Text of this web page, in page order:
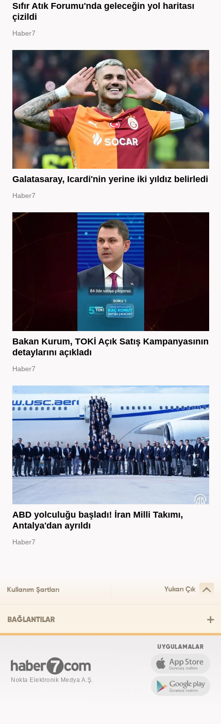
Sıfır Atık Forumu'nda geleceğin yol haritası
çizildi
Haber7
Galatasaray, Icardi'nin yerine iki yıldız belirledi
Haber7
Bakan Kurum, TOKİ Açık Satış Kampanyasının
detaylarını açıkladı
Haber7
ABD yolculuğu başladı! İran Milli Takımı,
Antalya'dan ayrıldı
Haber7
Kullanım Şartları Yukarı Çık
BAĞLANTILAR
Nokta Elektronik Medya A.Ş.
UYGULAMALAR